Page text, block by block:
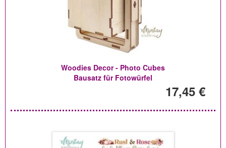
Woodies Decor - Photo Cubes
Bausatz für Fotowürfel
17,45 €